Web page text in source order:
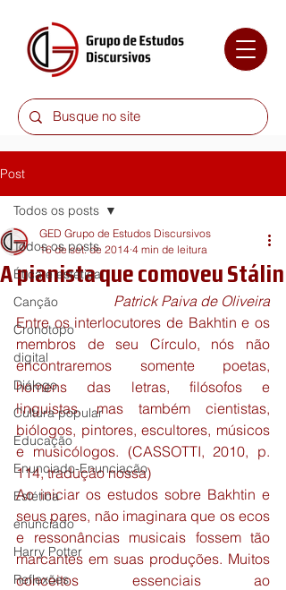
Post
Todos os posts
Ética e estética
Canção
Cronotopo
digital
Diálogo
Cultura popular
Educação
Enunciado-Enunciação
Estética
enunciado
Harry Potter
Reflexões
Todos os posts
A pianista que comoveu Stálin
GED Grupo de Estudos Discursivos
16 de set. de 2014 4 min de leitura
Patrick Paiva de Oliveira
Entre os interlocutores de Bakhtin e os
membros de seu Círculo, nós não
encontraremos somente poetas,
homens das letras, filósofos e
linguistas, mas também cientistas,
biólogos, pintores, escultores, músicos
e musicólogos. (CASSOTTI, 2010, p.
114, tradução nossa)
Ao iniciar os estudos sobre Bakhtin e
seus pares, não imaginara que os ecos
e ressonâncias musicais fossem tão
marcantes em suas produções. Muitos
conceitos essenciais ao